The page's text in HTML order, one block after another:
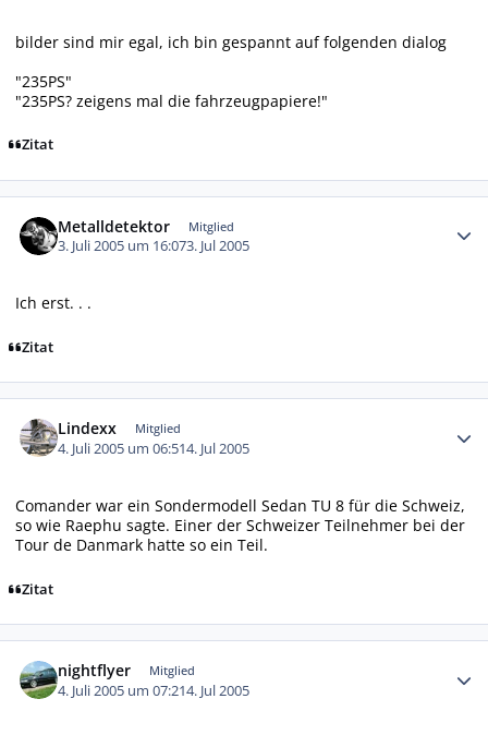
bilder sind mir egal, ich bin gespannt auf folgenden dialog
"235PS"
"235PS? zeigens mal die fahrzeugpapiere!"
Zitat
Metalldetektor Mitglied
3. Juli 2005 um 16:073. Jul 2005
Ich erst. . .
Zitat
Lindexx Mitglied
4. Juli 2005 um 06:514. Jul 2005
Comander war ein Sondermodell Sedan TU 8 für die Schweiz,
so wie Raephu sagte. Einer der Schweizer Teilnehmer bei der
Tour de Danmark hatte so ein Teil.
Zitat
nightflyer Mitglied
4. Juli 2005 um 07:214. Jul 2005